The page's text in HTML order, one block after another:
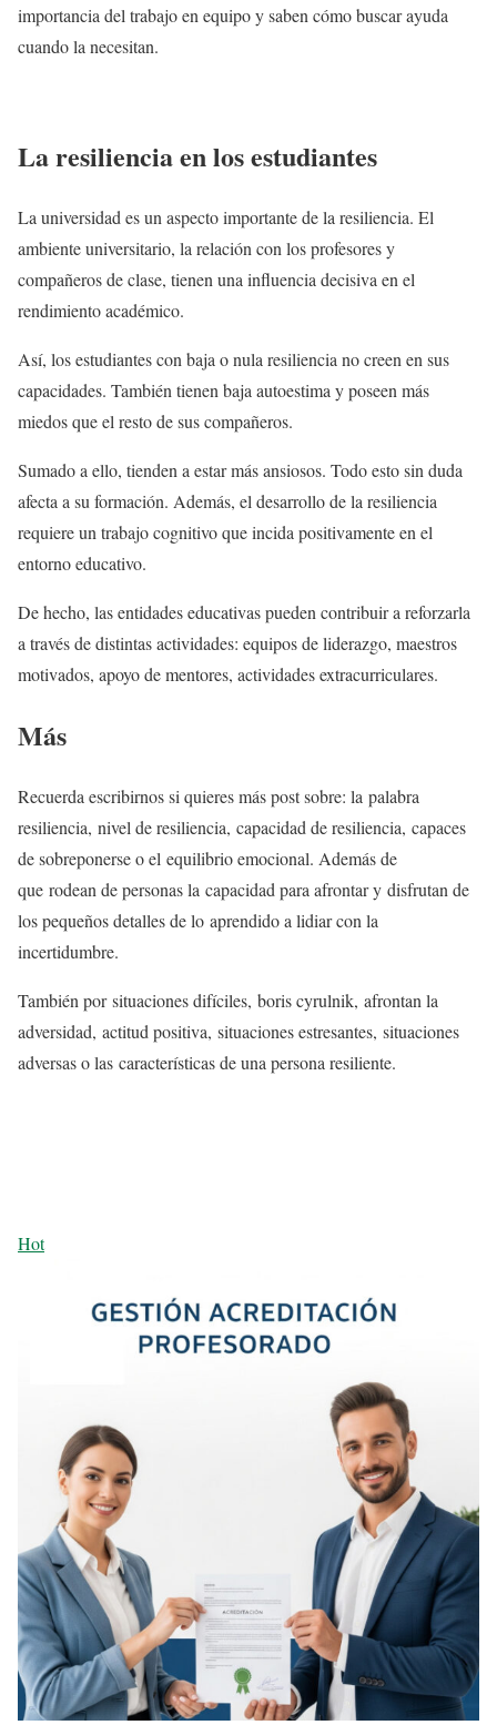
importancia del trabajo en equipo y saben cómo buscar ayuda
cuando la necesitan.
La resiliencia en los estudiantes
La universidad es un aspecto importante de la resiliencia. El
ambiente universitario, la relación con los profesores y
compañeros de clase, tienen una influencia decisiva en el
rendimiento académico.
Así, los estudiantes con baja o nula resiliencia no creen en sus
capacidades. También tienen baja autoestima y poseen más
miedos que el resto de sus compañeros.
Sumado a ello, tienden a estar más ansiosos. Todo esto sin duda
afecta a su formación. Además, el desarrollo de la resiliencia
requiere un trabajo cognitivo que incida positivamente en el
entorno educativo.
De hecho, las entidades educativas pueden contribuir a reforzarla
a través de distintas actividades: equipos de liderazgo, maestros
motivados, apoyo de mentores, actividades extracurriculares.
Más
Recuerda escribirnos si quieres más post sobre: la palabra
resiliencia, nivel de resiliencia, capacidad de resiliencia, capaces
de sobreponerse o el equilibrio emocional. Además de
que rodean de personas la capacidad para afrontar y disfrutan de
los pequeños detalles de lo aprendido a lidiar con la
incertidumbre.
También por situaciones difíciles, boris cyrulnik, afrontan la
adversidad, actitud positiva, situaciones estresantes, situaciones
adversas o las características de una persona resiliente.
Hot